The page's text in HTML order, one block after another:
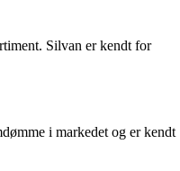
Silvan er kendt for
i markedet og er kendt